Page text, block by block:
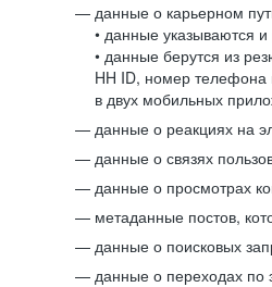
данные о карьерном
• данные указываются
• данные берутся из
HH ID, номер телефона
в двух мобильных
данные о реакциях на
данные о связях
данные о просмотрах
метаданные постов,
данные о поисковых
данные о переходах по